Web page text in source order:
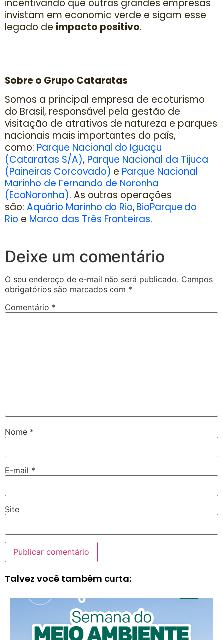
incentivando que outras grandes empresas
invistam em economia verde e sigam esse
legado de impacto positivo.
Sobre o Grupo Cataratas
Somos a principal empresa de ecoturismo
do Brasil, responsável pela gestão de
visitação de atrativos de natureza e parques
nacionais mais importantes do país,
como: Parque Nacional do Iguaçu
(Cataratas S/A), Parque Nacional da Tijuca
(Paineiras Corcovado) e Parque Nacional
Marinho de Fernando de Noronha
(EcoNoronha). As outras operações
são: Aquário Marinho do Rio,BioParque do
Rio e Marco das Três Fronteiras.
Deixe um comentário
O seu endereço de e-mail não será publicado. Campos
obrigatórios são marcados com *
Comentário *
Nome *
E-mail *
Site
Talvez você também curta: